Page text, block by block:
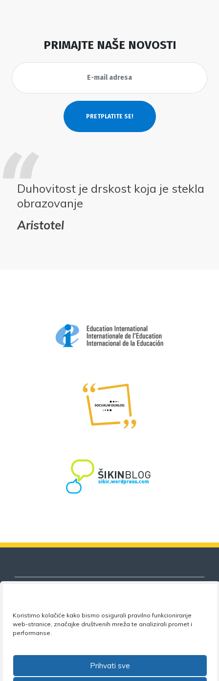
Koristimo kolačiće kako bismo osigurali pravilno funkcioniranje
web-stranice, značajke društvenih mreža te analizirali promet i
performanse.
Prihvati sve
PRIMAJTE NAŠE NOVOSTI
Duhovitost je drskost koja je stekla
obrazovanje
Aristotel
Nezavisni sindikat znanosti i visokog
obrazovanja
Adresa: Florijana Andrašeca 18A / VI kat • 10 000
+385 1 4847 337 •Email: